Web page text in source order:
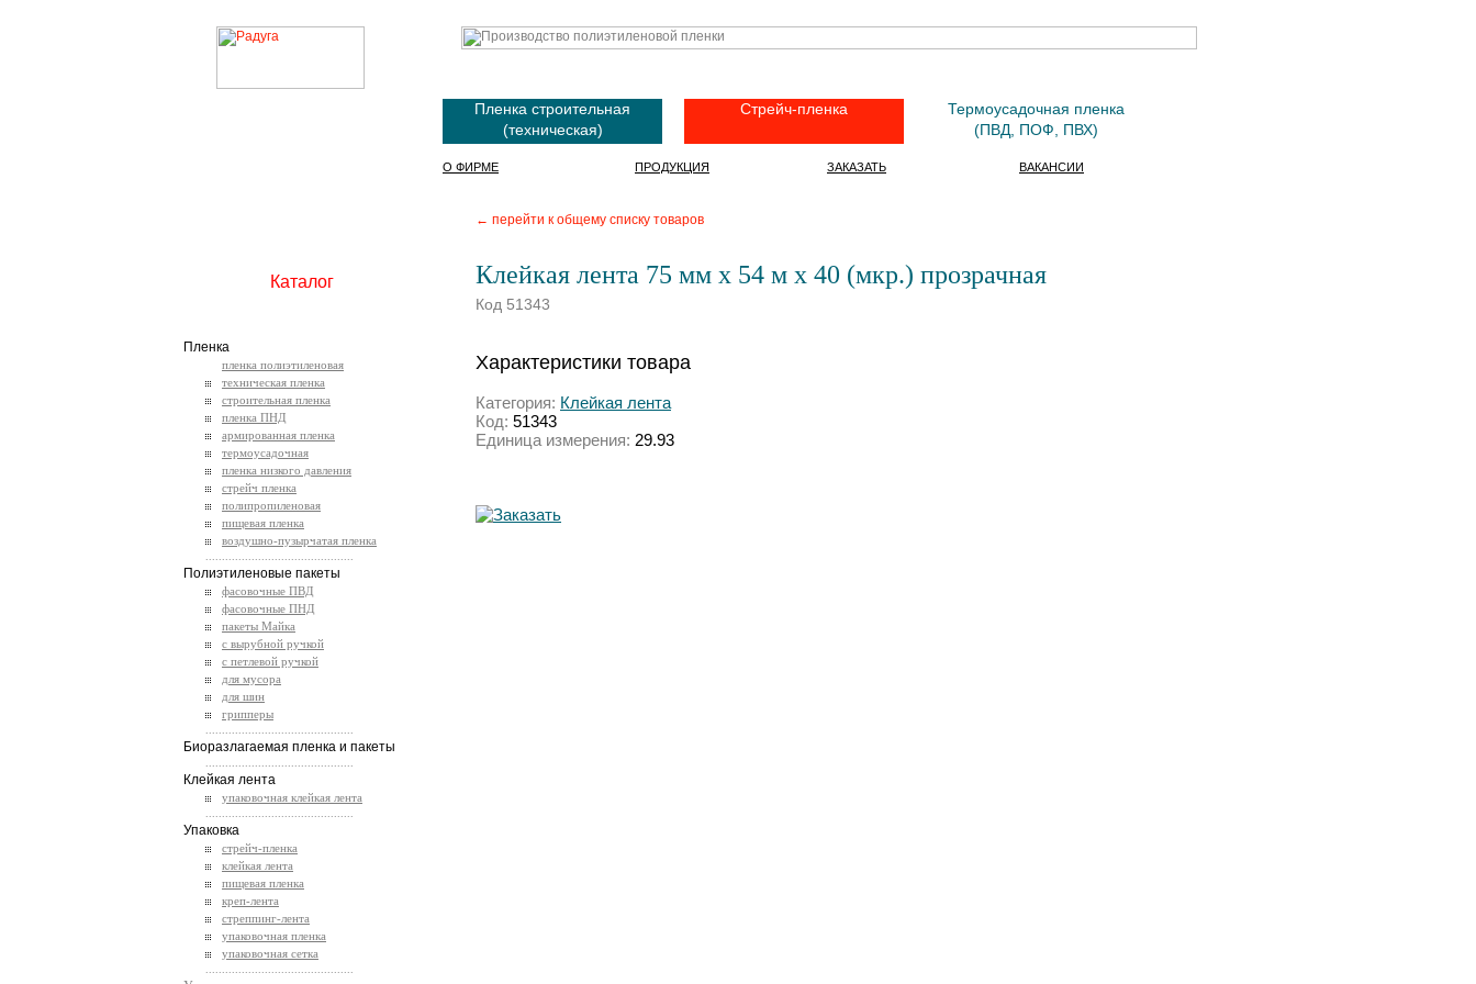
Пленка строительная
(техническая)
Стрейч-пленка
Термоусадочная пленка
(ПВД, ПОФ, ПВХ)
О ФИРМЕ ПРОДУКЦИЯ ЗАКАЗАТЬ ВАКАНСИИ
← перейти к общему списку товаров
Клейкая лента 75 мм х 54 м х 40 (мкр.) прозрачная
Код 51343
Характеристики товара
Категория: Клейкая лента
Код: 51343
Единица измерения: 29.93
Каталог
Пленка
пленка полиэтиленовая
техническая пленка
строительная пленка
пленка ПНД
армированная пленка
термоусадочная
пленка низкого давления
стрейч пленка
полипропиленовая
пищевая пленка
воздушно-пузырчатая пленка
Полиэтиленовые пакеты
фасовочные ПВД
фасовочные ПНД
пакеты Майка
с вырубной ручкой
с петлевой ручкой
для мусора
для шин
грипперы
Биоразлагаемая пленка и пакеты
Клейкая лента
упаковочная клейкая лента
Упаковка
стрейч-пленка
клейкая лента
пищевая пленка
креп-лента
стреппинг-лента
упаковочная пленка
упаковочная сетка